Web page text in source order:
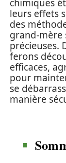
chimiques
leurs effets
des
grand-mère
précieuses.
ferons
efficaces,
pour
se
manière